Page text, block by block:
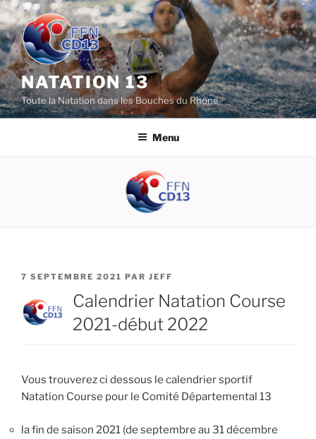
Aller
au
contenu
principal
NATATION 13
Toute la Natation dans les Bouches du Rhône
Menu
PUBLIÉ
7 SEPTEMBRE 2021 PAR JEFF
Calendrier Natation Course
2021-début 2022
Vous trouverez ci dessous le calendrier sportif
Natation Course pour le Comité Départemental 13
la fin de saison 2021 (de septembre au 31 décembre